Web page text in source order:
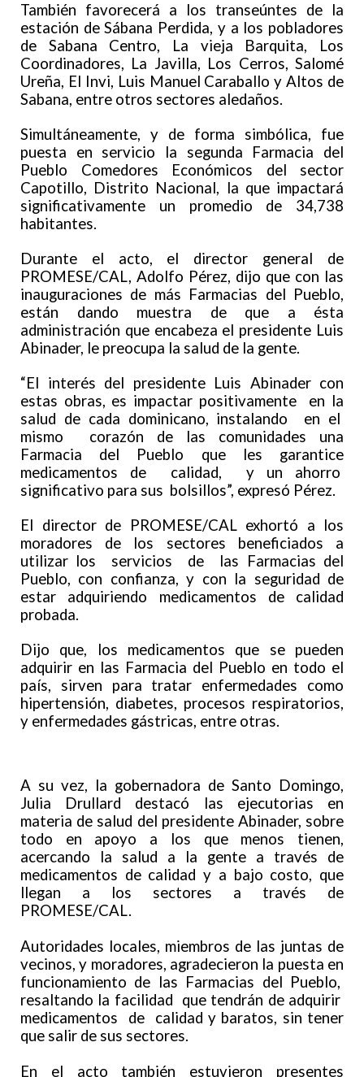
También favorecerá a los transeúntes de la
estación de Sábana Perdida, y a los pobladores
de Sabana Centro, La vieja Barquita, Los
Coordinadores, La Javilla, Los Cerros, Salomé
Ureña, El Invi, Luis Manuel Caraballo y Altos de
Sabana, entre otros sectores aledaños.
Simultáneamente, y de forma simbólica, fue
puesta en servicio la segunda Farmacia del
Pueblo Comedores Económicos del sector
Capotillo, Distrito Nacional, la que impactará
significativamente un promedio de 34,738
habitantes.
Durante el acto, el director general de
PROMESE/CAL, Adolfo Pérez, dijo que con las
inauguraciones de más Farmacias del Pueblo,
están dando muestra de que a ésta
administración que encabeza el presidente Luis
Abinader, le preocupa la salud de la gente.
“El interés del presidente Luis Abinader con
estas obras, es impactar positivamente en la
salud de cada dominicano, instalando en el
mismo corazón de las comunidades una
Farmacia del Pueblo que les garantice
medicamentos de calidad, y un ahorro
significativo para sus bolsillos”, expresó Pérez.
El director de PROMESE/CAL exhortó a los
moradores de los sectores beneficiados a
utilizar los servicios de las Farmacias del
Pueblo, con confianza, y con la seguridad de
estar adquiriendo medicamentos de calidad
probada.
Dijo que, los medicamentos que se pueden
adquirir en las Farmacia del Pueblo en todo el
país, sirven para tratar enfermedades como
hipertensión, diabetes, procesos respiratorios,
y enfermedades gástricas, entre otras.
A su vez, la gobernadora de Santo Domingo,
Julia Drullard destacó las ejecutorias en
materia de salud del presidente Abinader, sobre
todo en apoyo a los que menos tienen,
acercando la salud a la gente a través de
medicamentos de calidad y a bajo costo, que
llegan a los sectores a través de
PROMESE/CAL.
Autoridades locales, miembros de las juntas de
vecinos, y moradores, agradecieron la puesta en
funcionamiento de las Farmacias del Pueblo,
resaltando la facilidad que tendrán de adquirir
medicamentos de calidad y baratos, sin tener
que salir de sus sectores.
En el acto también estuvieron presentes